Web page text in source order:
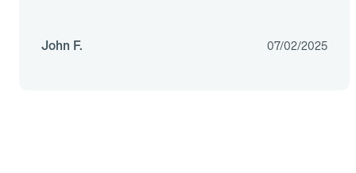
John F. 07/02/2025